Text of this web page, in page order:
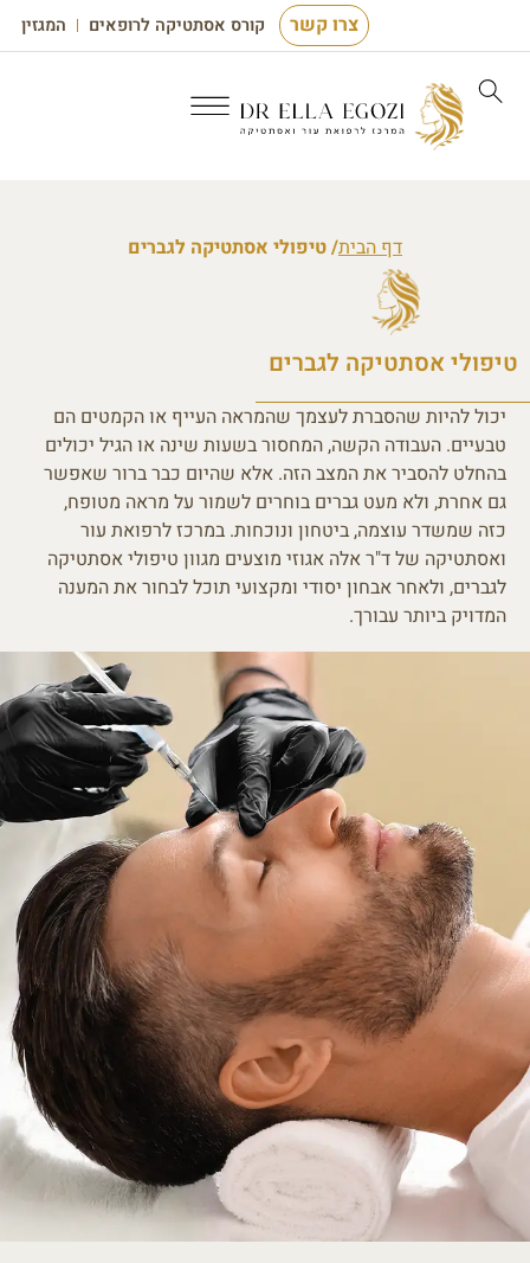
קורס אסתטיקה לרופאים המגזין צרו קשר
דף הבית/ טיפולי אסתטיקה לגברים
טיפולי אסתטיקה לגברים
יכול להיות שהסברת לעצמך שהמראה העייף או הקמטים הם
טבעיים. העבודה הקשה, המחסור בשעות שינה או הגיל יכולים
בהחלט להסביר את המצב הזה. אלא שהיום כבר ברור שאפשר
גם אחרת, ולא מעט גברים בוחרים לשמור על מראה מטופח,
כזה שמשדר עוצמה, ביטחון ונוכחות. במרכז לרפואת עור
ואסתטיקה של ד"ר אלה אגוזי מוצעים מגוון טיפולי אסתטיקה
לגברים, ולאחר אבחון יסודי ומקצועי תוכל לבחור את המענה
המדויק ביותר עבורך.